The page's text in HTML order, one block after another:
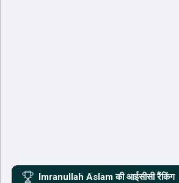
Imranullah Aslam की आईसीसी रैंकिंग